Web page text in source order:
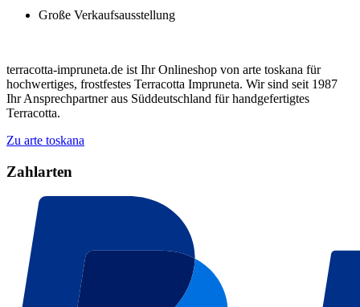
Große Verkaufsausstellung
terracotta-impruneta.de ist Ihr Onlineshop von arte toskana für
hochwertiges, frostfestes Terracotta Impruneta. Wir sind seit 1987
Ihr Ansprechpartner aus Süddeutschland für handgefertigtes
Terracotta.
Zu arte toskana
Zahlarten